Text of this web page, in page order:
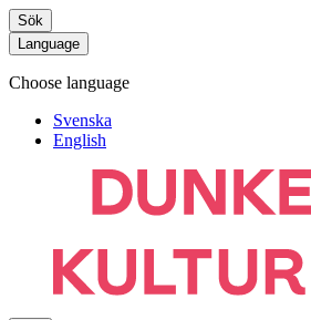
Sök
Language
Choose language
Svenska
English